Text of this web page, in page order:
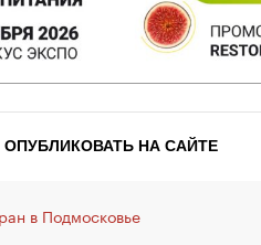
ОПУБЛИКОВАТЬ НА САЙТЕ
в Подмосковье